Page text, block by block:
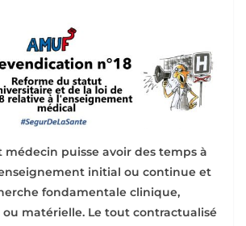
puisse avoir des temps à
initial ou continue et
fondamentale clinique,
matérielle. Le tout contractualisé